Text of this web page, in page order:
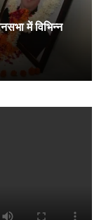
में विभिन्न